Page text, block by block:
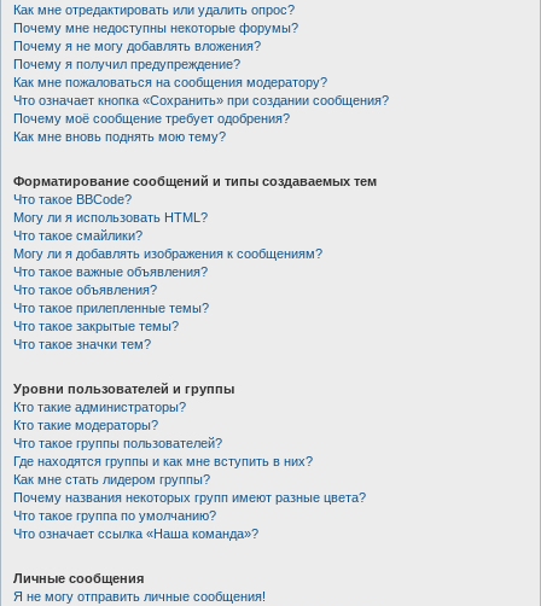
Как мне отредактировать или удалить опрос?
Почему мне недоступны некоторые форумы?
Почему я не могу добавлять вложения?
Почему я получил предупреждение?
Как мне пожаловаться на сообщения модератору?
Что означает кнопка «Сохранить» при создании сообщения?
Почему моё сообщение требует одобрения?
Как мне вновь поднять мою тему?
Форматирование сообщений и типы создаваемых тем
Что такое BBCode?
Могу ли я использовать HTML?
Что такое смайлики?
Могу ли я добавлять изображения к сообщениям?
Что такое важные объявления?
Что такое объявления?
Что такое прилепленные темы?
Что такое закрытые темы?
Что такое значки тем?
Уровни пользователей и группы
Кто такие администраторы?
Кто такие модераторы?
Что такое группы пользователей?
Где находятся группы и как мне вступить в них?
Как мне стать лидером группы?
Почему названия некоторых групп имеют разные цвета?
Что такое группа по умолчанию?
Что означает ссылка «Наша команда»?
Личные сообщения
Я не могу отправить личные сообщения!